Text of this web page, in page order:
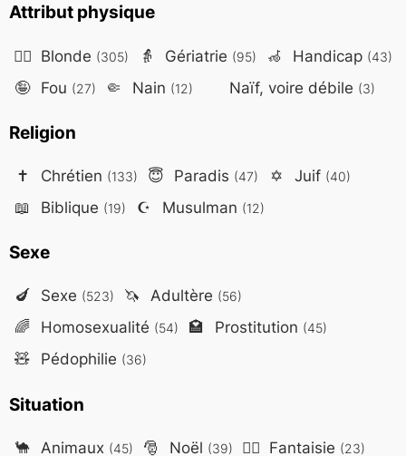
Attribut physique
👱‍♀️ Blonde (305) 👵 Gériatrie (95) 🦽 Handicap (43)
🤪 Fou (27) 🤏 Nain (12) Naïf, voire débile (3)
Religion
✝️ Chrétien (133) 😇 Paradis (47) ✡️ Juif (40)
📖 Biblique (19) ☪️ Musulman (12)
Sexe
🍆 Sexe (523) 🦄 Adultère (56)
🌈 Homosexualité (54) 🏩 Prostitution (45)
🧸 Pédophilie (36)
Situation
🐪 Animaux (45) 🎅 Noël (39) 🧙‍♂️ Fantaisie (23)